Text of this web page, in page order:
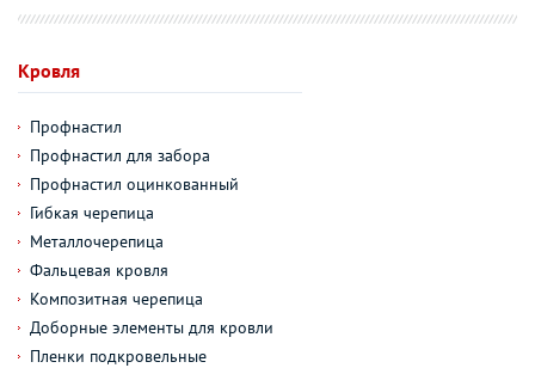
Кровля
Профнастил
Профнастил для забора
Профнастил оцинкованный
Гибкая черепица
Металлочерепица
Фальцевая кровля
Композитная черепица
Доборные элементы для кровли
Пленки подкровельные